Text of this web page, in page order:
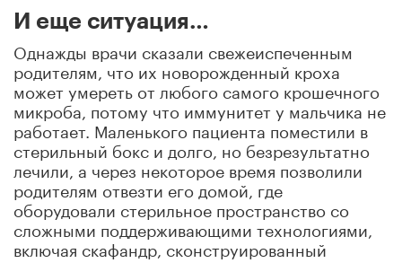
И еще ситуация…
Однажды врачи сказали свежеиспеченным
родителям, что их новорожденный кроха
может умереть от любого самого крошечного
микроба, потому что иммунитет у мальчика не
работает. Маленького пациента поместили в
стерильный бокс и долго, но безрезультатно
лечили, а через некоторое время позволили
родителям отвезти его домой, где
оборудовали стерильное пространство со
сложными поддерживающими технологиями,
включая скафандр, сконструированный